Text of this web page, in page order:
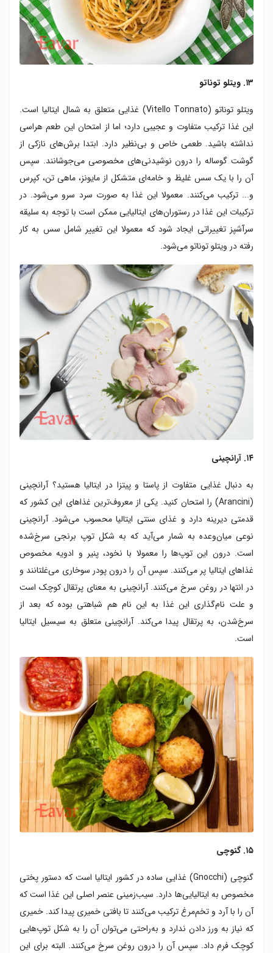
۱۳. ویتلو توناتو
ویتلو توناتو (Vitello Tonnato) غذایی متعلق به شمال ایتالیا است.
این غذا ترکیب متفاوت و عجیبی دارد؛ اما از امتحان این طعم هراسی
نداشته باشید. طعمی خاص و بی‌نظیر دارد. ابتدا برش‌های نازکی از
گوشت گوساله را درون نوشیدنی‌های مخصوصی می‌جوشانند. سپس
آن را با یک سس غلیظ و خامه‌ای متشکل از مایونز، ماهی تن، کپرس
و... ترکیب می‌کنند. معمولا این غذا به صورت سرد سرو می‌شود. در
ترکیبات این غذا در رستوران‌های ایتالیایی ممکن است با توجه به سلیقه
سرآشپز تغییراتی ایجاد شود که معمولا این تغییر شامل سس به کار
رفته در ویتلو توناتو می‌شود.
۱۴. آرانچینی
به دنبال غذایی متفاوت از پاستا و پیتزا در ایتالیا هستید؟ آرانچینی
(Arancini) را امتحان کنید. یکی از معروف‌ترین غذاهای این کشور که
قدمتی دیرینه دارد و غذای سنتی ایتالیا محسوب می‌شود. آرانچینی
نوعی میان‌وعده به شمار می‌آید که به شکل توپ برنجی سرخ‌شده
است. درون این توپ‌ها را معمولا با نخود، پنیر و ادویه مخصوص
غذاهای ایتالیا پر می‌کنند. سپس آن را درون پودر سوخاری می‌غلتانند و
در انتها در روغن سرخ می‌کنند. آرانچینی به معنای پرتقال کوچک است
و علت نام‌گذاری این غذا به این نام هم شباهتی بوده که بعد از
سرخ‌شدن، به پرتقال پیدا می‌کند. آرانچینی متعلق به سیسیل ایتالیا
است.
۱۵. گنوچی
گنوچی (Gnocchi) غذایی ساده در کشور ایتالیا است که دستور پختی
مخصوص به ایتالیایی‌ها دارد. سیب‌زمینی عنصر اصلی این غذا است که
آن را با آرد و تخم‌مرغ ترکیب می‌کنند تا بافتی خمیری پیدا کند. خمیری
که نیاز به ورز دادن ندارد و به‌راحتی می‌توان آن را به شکل توپ‌هایی
کوچک فرم داد. سپس آن را درون روغن سرخ می‌کنند. البته برای این